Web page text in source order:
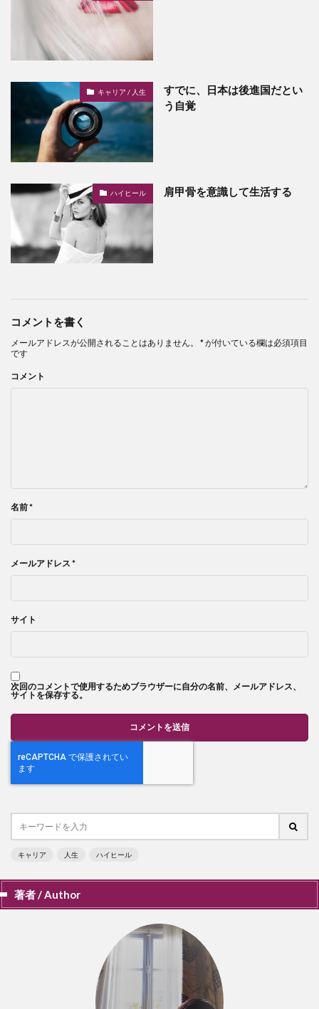
キャリア / 人生
すでに、日本は後進国だとい
う自覚
ハイヒール 肩甲骨を意識して生活する
コメントを書く
メールアドレスが公開されることはありません。 *が付いている欄は必須項目
です
コメント
名前*
メールアドレス *
サイト
次回のコメントで使用するためブラウザーに自分の名前、メールアドレス、
サイトを保存する。
キャリア 人生 ハイヒール
著者 / Author